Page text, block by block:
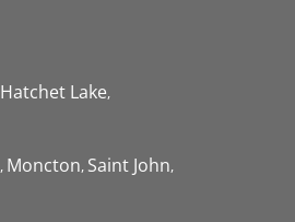
Hatchet Lake
Moncton Saint John